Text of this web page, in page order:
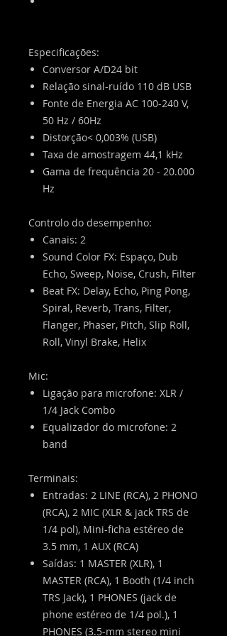
Especificações:
Conversor A/D24 bit
Relação sinal-ruído 110 dB USB
Fonte de Energia AC 100-240 V,
50 Hz / 60Hz
Distorção< 0,003% (USB)
Taxa de amostragem 44,1 kHz
Gama de frequência 20 - 20.000
Hz
Controlo do desempenho:
Canais: 2
Sound Color FX: Espaço, Dub
Echo, Sweep, Noise, Crush, Filter
Beat FX: Delay, Echo, Ping Pong,
Spiral, Reverb, Trans, Filter,
Flanger, Phaser, Pitch, Slip Roll,
Roll, Vinyl Brake, Helix
Mic:
Ligação para microfone: XLR /
1/4 Jack Combo
Equalizador do microfone: 2
band
Terminais:
Entradas: 2 LINE (RCA), 2 PHONO
(RCA), 2 MIC (XLR & jack TRS de
1/4 pol), Mini-ficha estéreo de
3.5 mm, 1 AUX (RCA)
Saídas: 1 MASTER (XLR), 1
MASTER (RCA), 1 Booth (1/4 inch
TRS Jack), 1 PHONES (jack de
phone estéreo de 1/4 pol.), 1
PHONES (3.5-mm stereo mini